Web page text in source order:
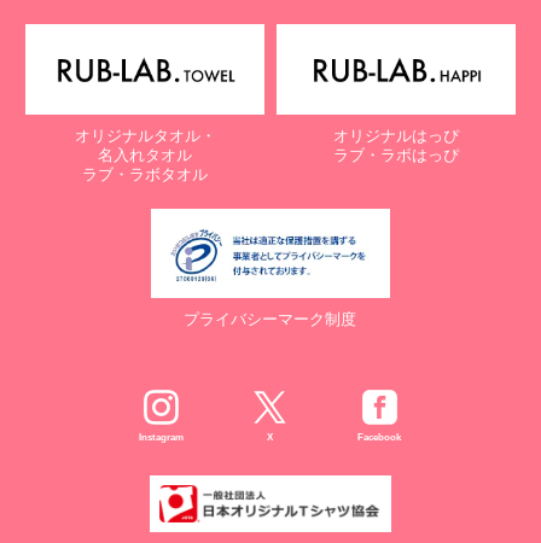
オリジナルタオル・
名入れタオル
ラブ・ラボタオル
オリジナルはっぴ
ラブ・ラボはっぴ
プライバシーマーク制度
Instagram X Facebook